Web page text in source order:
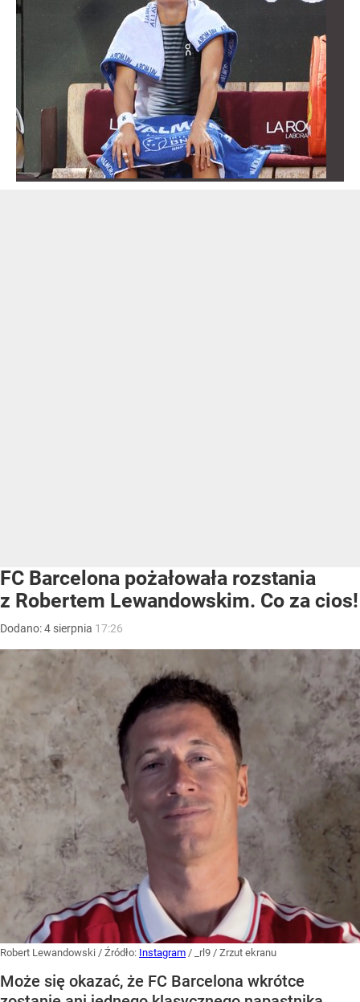
FC Barcelona pożałowała rozstania
z Robertem Lewandowskim. Co za cios!
Dodano:4 sierpnia 17:26
Robert Lewandowski / Źródło: Instagram / _rl9 / Zrzut ekranu
Może się okazać, że FC Barcelona wkrótce